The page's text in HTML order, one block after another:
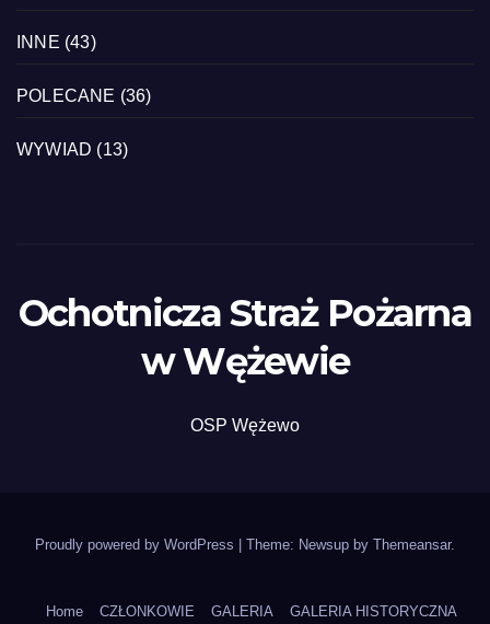
INNE (43)
POLECANE (36)
WYWIAD (13)
Ochotnicza Straż Pożarna
w Wężewie
OSP Wężewo
Proudly powered by WordPress Theme: Newsup by Themeansar.
Home CZŁONKOWIE GALERIA GALERIA HISTORYCZNA